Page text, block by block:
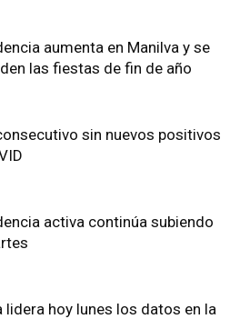
aumenta en Manilva y se
las fiestas de fin de año
sin nuevos positivos
activa continúa subiendo
lidera hoy lunes los datos en la